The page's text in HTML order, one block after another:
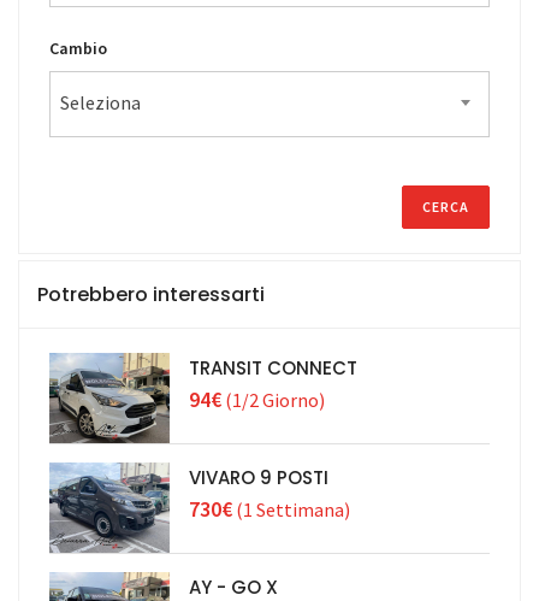
Cambio
Seleziona
Potrebbero interessarti
TRANSIT CONNECT
94€ (1/2 Giorno)
VIVARO 9 POSTI
730€ (1 Settimana)
AY - GO X